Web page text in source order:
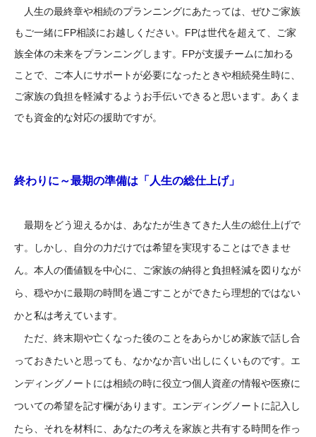
人生の最終章や相続のプランニングにあたっては、ぜひご家族
もご一緒にFP相談にお越しください。FPは世代を超えて、ご家
族全体の未来をプランニングします。FPが支援チームに加わる
ことで、ご本人にサポートが必要になったときや相続発生時に、
ご家族の負担を軽減するようお手伝いできると思います。あくま
でも資金的な対応の援助ですが。
終わりに～最期の準備は「人生の総仕上げ」
最期をどう迎えるかは、あなたが生きてきた人生の総仕上げで
す。しかし、自分の力だけでは希望を実現することはできませ
ん。本人の価値観を中心に、ご家族の納得と負担軽減を図りなが
ら、穏やかに最期の時間を過ごすことができたら理想的ではない
かと私は考えています。
ただ、終末期や亡くなった後のことをあらかじめ家族で話し合
っておきたいと思っても、なかなか言い出しにくいものです。エ
ンディングノートには相続の時に役立つ個人資産の情報や医療に
ついての希望を記す欄があります。エンディングノートに記入し
たら、それを材料に、あなたの考えを家族と共有する時間を作っ